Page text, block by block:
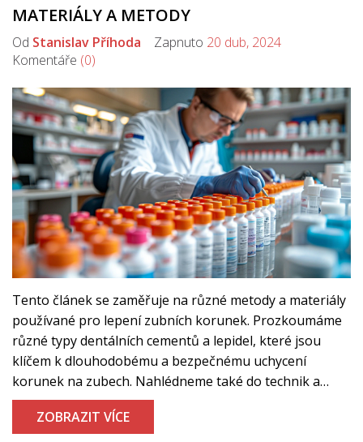
MATERIÁLY A METODY
Od Stanislav Příhoda Zapnuto 20 dub, 2024
Komentáře (0)
Tento článek se zaměřuje na různé metody a materiály
používané pro lepení zubních korunek. Prozkoumáme
různé typy dentálních cementů a lepidel, které jsou
klíčem k dlouhodobému a bezpečnému uchycení
korunek na zubech. Nahlédneme také do technik a
postupů, které zubní lékaři používají k zajištění, že
korunky zůstanou pevně na svém místě. Informace v
ZOBRAZIT VÍCE